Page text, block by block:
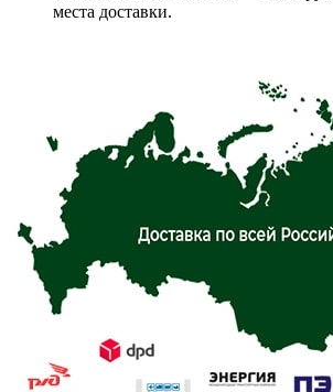
места доставки.